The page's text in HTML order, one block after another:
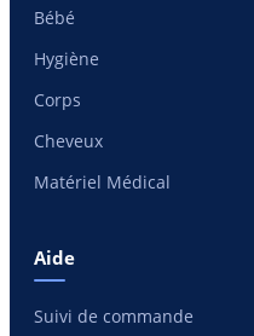
Bébé
Hygiène
Corps
Cheveux
Matériel Médical
Aide
Suivi de commande